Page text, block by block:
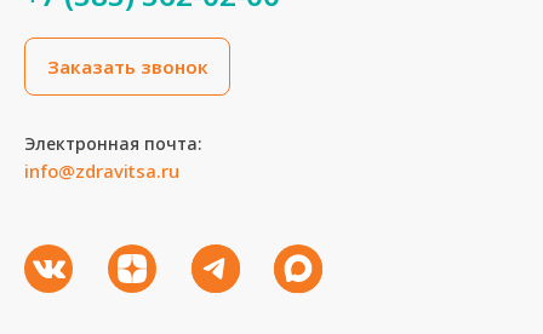
Заказать звонок
Электронная почта:
info@zdravitsa.ru